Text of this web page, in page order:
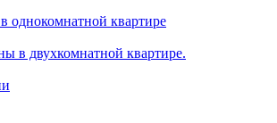
однокомнатной квартире
в двухкомнатной квартире.